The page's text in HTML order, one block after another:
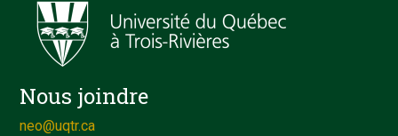
Nous joindre
neo@uqtr.ca